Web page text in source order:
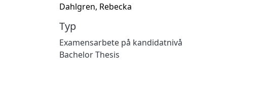
Dahlgren, Rebecka
Typ
Examensarbete på kandidatnivå
Bachelor Thesis